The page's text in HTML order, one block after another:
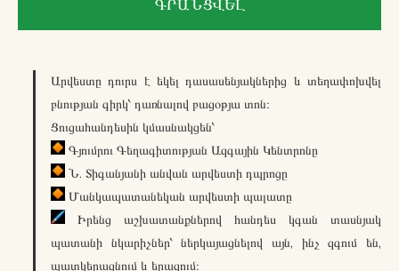
ԳՐԱՆՑՎԵԼ
Արվեստը դուրս է եկել դասասենյակներից և տեղափոխվել
բնության գիրկ՝ դառնալով բացօթյա տոն։
Ցուցահանդեսին կմասնակցեն՝
Գյումրու Գեղագիտության Ազգային Կենտրոնը
Ն. Տիգանյանի անվան արվեստի դպրոցը
Մանկապատանեկան արվեստի պալատը
Իրենց աշխատանքներով հանդես կգան տասնյակ
պատանի նկարիչներ՝ ներկայացնելով այն, ինչ զգում են,
պատկերացնում և երազում։